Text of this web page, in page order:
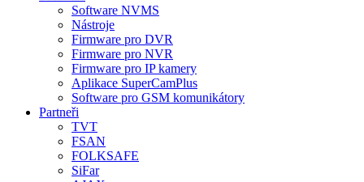
Software NVMS
Nástroje
Firmware pro DVR
Firmware pro NVR
Firmware pro IP kamery
Aplikace SuperCamPlus
Software pro GSM komunikátory
Partneři
TVT
FSAN
FOLKSAFE
SiFar